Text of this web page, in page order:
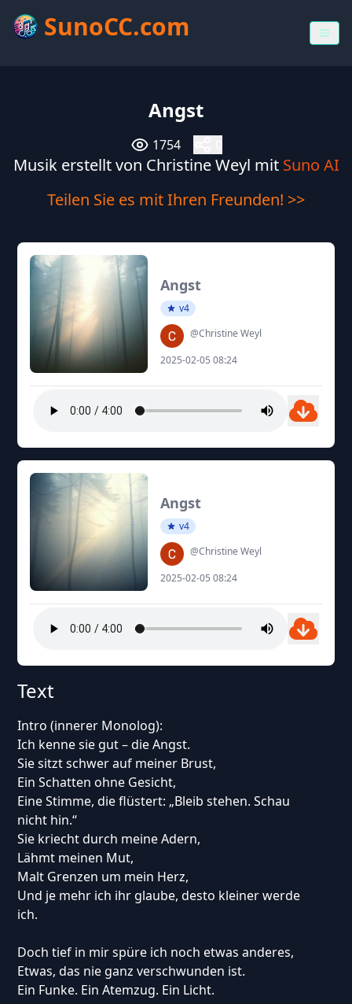
SunoCC.com
Angst
1754
Musik erstellt von Christine Weyl mit Suno AI
Teilen Sie es mit Ihren Freunden! >>
Angst
v4
@Christine Weyl
2025-02-05 08:24
Angst
v4
@Christine Weyl
2025-02-05 08:24
Text
Intro (innerer Monolog):
Ich kenne sie gut – die Angst.
Sie sitzt schwer auf meiner Brust,
Ein Schatten ohne Gesicht,
Eine Stimme, die flüstert: „Bleib stehen. Schau
nicht hin.“
Sie kriecht durch meine Adern,
Lähmt meinen Mut,
Malt Grenzen um mein Herz,
Und je mehr ich ihr glaube, desto kleiner werde
ich.
Doch tief in mir spüre ich noch etwas anderes,
Etwas, das nie ganz verschwunden ist.
Ein Funke. Ein Atemzug. Ein Licht.